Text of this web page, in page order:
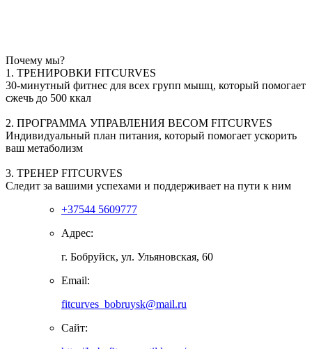
Почему мы?
1. ТРЕНИРОВКИ FITCURVES
30-минутный фитнес для всех групп мышц, который помогает
сжечь до 500 ккал
2. ПРОГРАММА УПРАВЛЕНИЯ ВЕСОМ FITCURVES
Индивидуальный план питания, который помогает ускорить
ваш метаболизм
3. ТРЕНЕР FITCURVES
Следит за вашими успехами и поддерживает на пути к ним
+37544 5609777
Адрес:
г. Бобруйск, ул. Ульяновская, 60
Email:
fitcurves_bobruysk@mail.ru
Сайт: